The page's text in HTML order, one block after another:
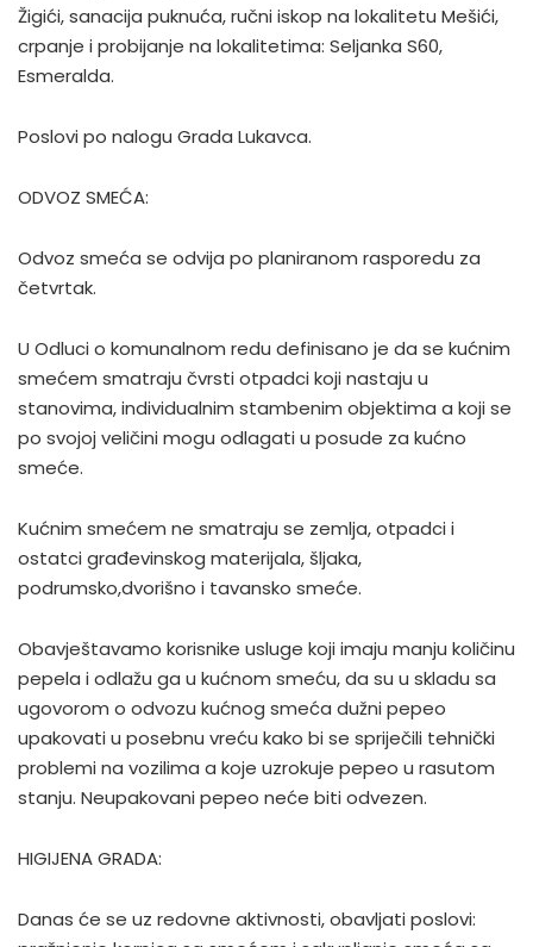
Žigići, sanacija puknuća, ručni iskop na lokalitetu Mešići,
crpanje i probijanje na lokalitetima: Seljanka S60,
Esmeralda.
Poslovi po nalogu Grada Lukavca.
ODVOZ SMEĆA:
Odvoz smeća se odvija po planiranom rasporedu za
četvrtak.
U Odluci o komunalnom redu definisano je da se kućnim
smećem smatraju čvrsti otpadci koji nastaju u
stanovima, individualnim stambenim objektima a koji se
po svojoj veličini mogu odlagati u posude za kućno
smeće.
Kućnim smećem ne smatraju se zemlja, otpadci i
ostatci građevinskog materijala, šljaka,
podrumsko,dvorišno i tavansko smeće.
Obavještavamo korisnike usluge koji imaju manju količinu
pepela i odlažu ga u kućnom smeću, da su u skladu sa
ugovorom o odvozu kućnog smeća dužni pepeo
upakovati u posebnu vreću kako bi se spriječili tehnički
problemi na vozilima a koje uzrokuje pepeo u rasutom
stanju. Neupakovani pepeo neće biti odvezen.
HIGIJENA GRADA:
Danas će se uz redovne aktivnosti, obavljati poslovi: